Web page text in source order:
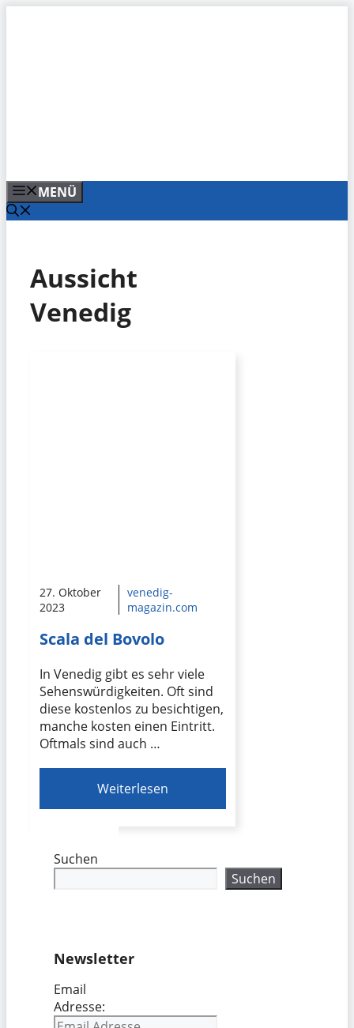
MENÜ
Aussicht
Venedig
27. Oktober
2023
venedig-
magazin.com
Scala del Bovolo
In Venedig gibt es sehr viele
Sehenswürdigkeiten. Oft sind
diese kostenlos zu besichtigen,
manche kosten einen Eintritt.
Oftmals sind auch …
Weiterlesen
Suchen
Suchen
Newsletter
Email
Adresse: